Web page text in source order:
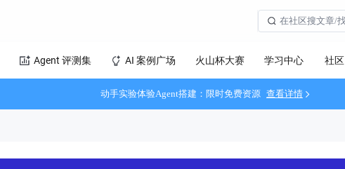
Agent 评测集 AI 案例广场 火山杯大赛 学习中心 社区
动手实验体验Agent搭建：限时免费资源 查看详情